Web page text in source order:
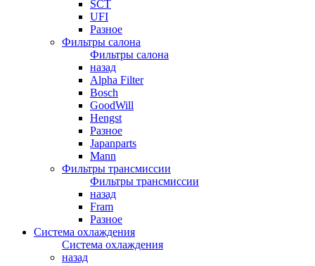
SCT
UFI
Разное
Фильтры салона
Фильтры салона
назад
Alpha Filter
Bosch
GoodWill
Hengst
Разное
Japanparts
Mann
Фильтры трансмиссии
Фильтры трансмиссии
назад
Fram
Разное
Система охлаждения
Система охлаждения
назад